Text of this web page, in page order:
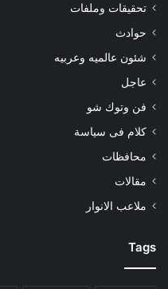
تحقيقات وملفات
حوادث
شئون عالميه وعربيه
عاجل
فن وتوك شو
كلام فى سياسة
محافظات
مقالات
ملاعب الانوار
Tags